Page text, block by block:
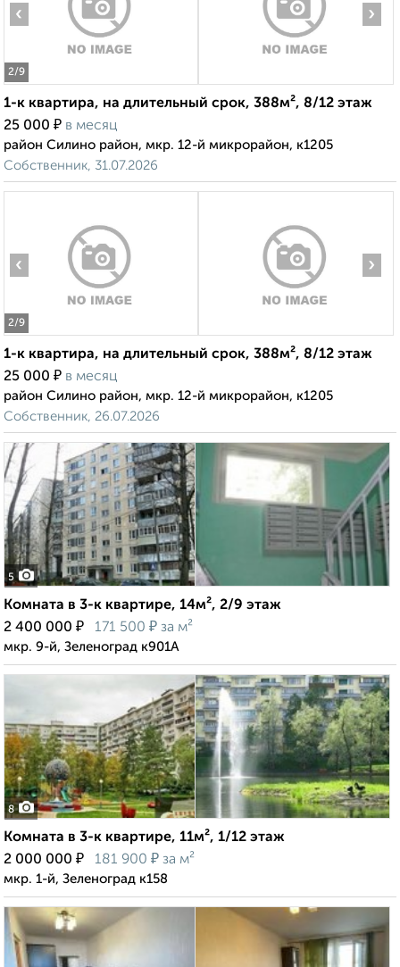
2/9
‹ ›
1-к квартира, на длительный срок, 388м², 8/12 этаж
25 000 ₽ в месяц
район Силино район, мкр. 12-й микрорайон, к1205
Собственник, 31.07.2026
2/9
‹ ›
1-к квартира, на длительный срок, 388м², 8/12 этаж
25 000 ₽ в месяц
район Силино район, мкр. 12-й микрорайон, к1205
Собственник, 26.07.2026
5
Комната в 3-к квартире, 14м², 2/9 этаж
2 400 000 ₽ 171 500 ₽ за м²
мкр. 9-й, Зеленоград к901А
8
Комната в 3-к квартире, 11м², 1/12 этаж
2 000 000 ₽ 181 900 ₽ за м²
мкр. 1-й, Зеленоград к158